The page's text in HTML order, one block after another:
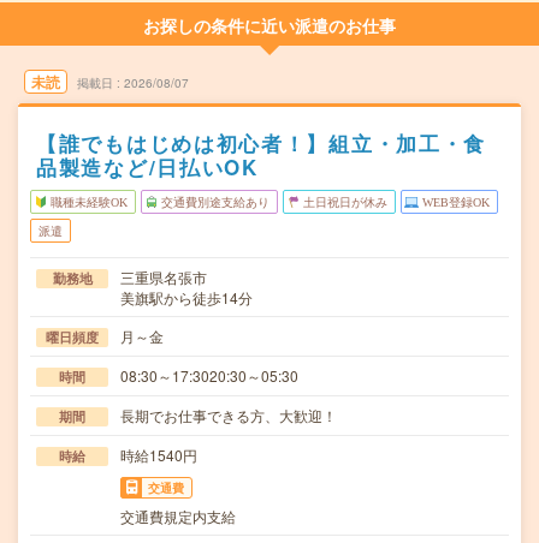
お探しの条件に近い派遣のお仕事
未読 掲載日 2026/08/07
【誰でもはじめは初心者！】組立・加工・食
品製造など/日払いOK
職種未経験OK 交通費別途支給あり 土日祝日が休み WEB登録OK
派遣
勤務地
三重県名張市
美旗駅から徒歩14分
曜日頻度 月～金
時間 08:30～17:3020:30～05:30
期間 長期でお仕事できる方、大歓迎！
時給 時給1540円
交通費
交通費規定内支給